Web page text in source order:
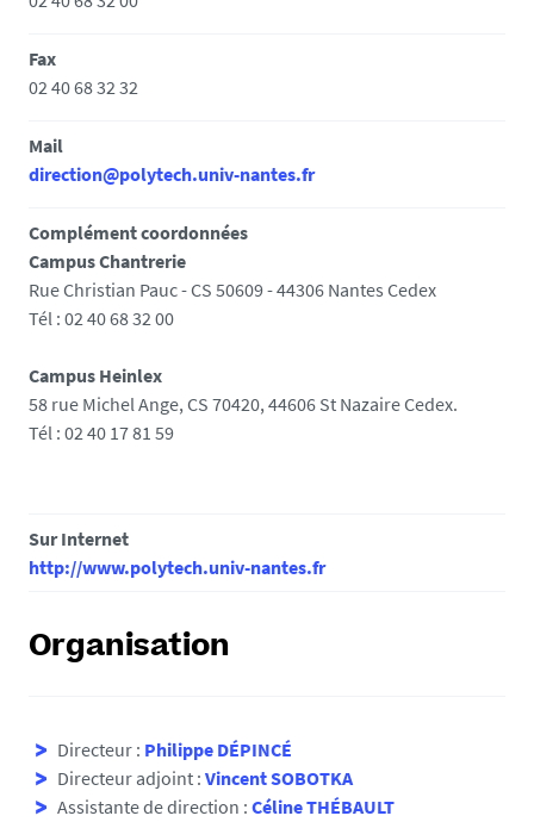
Fax
02 40 68 32 32
Mail
direction@polytech.univ-nantes.fr
Complément coordonnées
Campus Chantrerie
Rue Christian Pauc - CS 50609 - 44306 Nantes Cedex
Tél : 02 40 68 32 00
Campus Heinlex
58 rue Michel Ange, CS 70420, 44606 St Nazaire Cedex.
Tél : 02 40 17 81 59
Sur Internet
http://www.polytech.univ-nantes.fr
Organisation
Directeur : Philippe DÉPINCÉ
Directeur adjoint : Vincent SOBOTKA
Assistante de direction : Céline THÉBAULT